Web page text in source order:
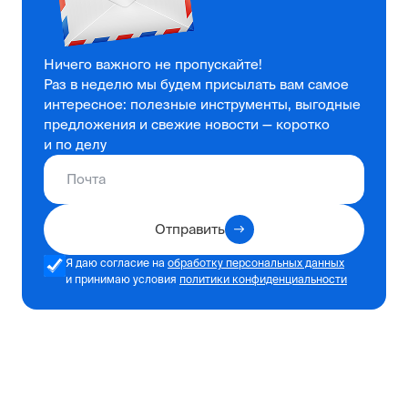
Ничего важного не пропускайте!
Раз в неделю мы будем присылать вам самое
интересное: полезные инструменты, выгодные
предложения и свежие новости — коротко
и по делу
Отправить
Я даю согласие на обработку персональных данных
и принимаю условия политики конфиденциальности